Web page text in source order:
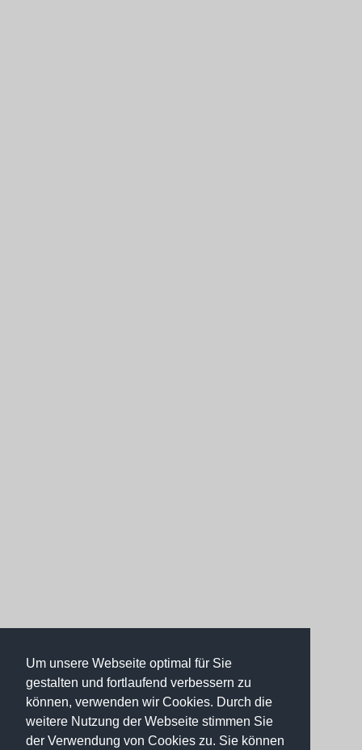
Um unsere Webseite optimal für Sie
gestalten und fortlaufend verbessern zu
können, verwenden wir Cookies. Durch die
weitere Nutzung der Webseite stimmen Sie
der Verwendung von Cookies zu. Sie können